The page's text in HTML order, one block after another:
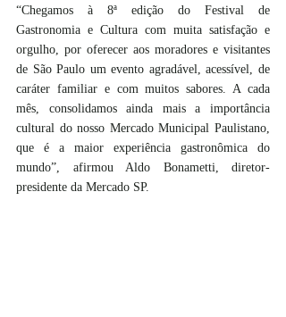
“Chegamos à 8ª edição do Festival de
Gastronomia e Cultura com muita satisfação e
orgulho, por oferecer aos moradores e visitantes
de São Paulo um evento agradável, acessível, de
caráter familiar e com muitos sabores. A cada
mês, consolidamos ainda mais a importância
cultural do nosso Mercado Municipal Paulistano,
que é a maior experiência gastronômica do
mundo”, afirmou Aldo Bonametti, diretor-
presidente da Mercado SP.